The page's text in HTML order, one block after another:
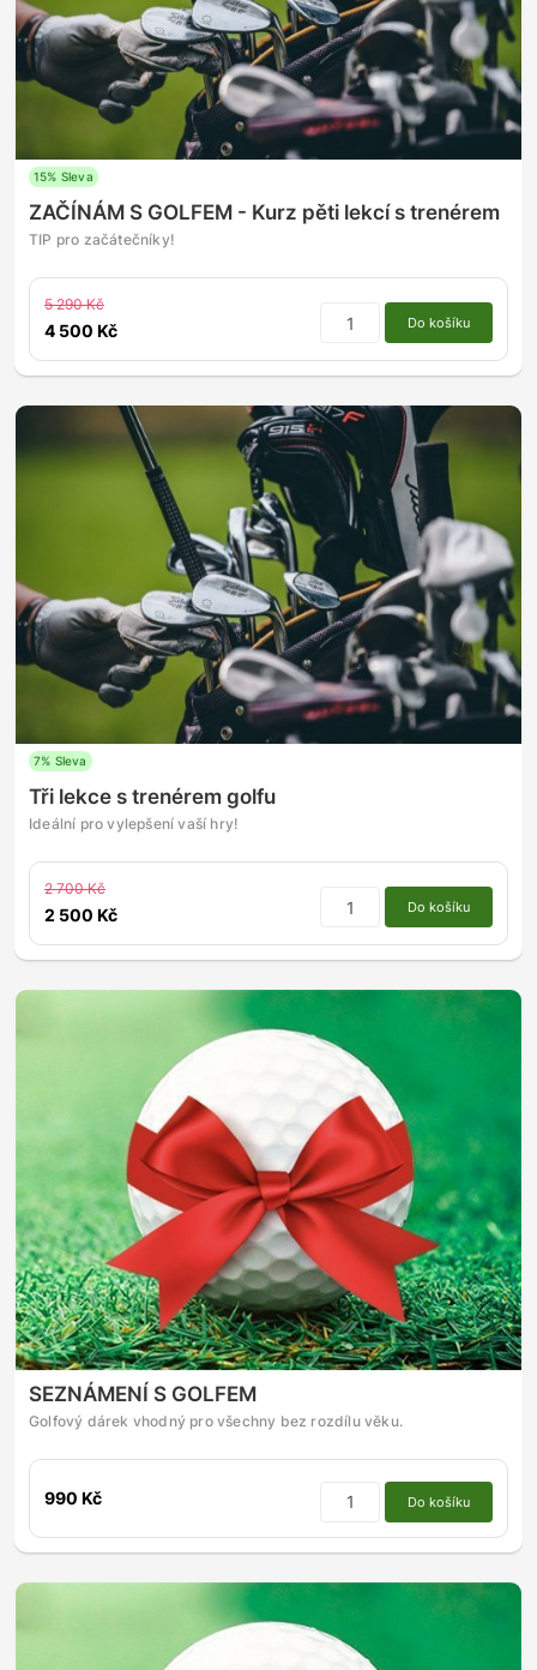
15% Sleva
ZAČÍNÁM S GOLFEM - Kurz pěti lekcí s trenérem
TIP pro začátečníky!
5 290 Kč
4 500 Kč Do košíku
7% Sleva
Tři lekce s trenérem golfu
Ideální pro vylepšení vaší hry!
2 700 Kč
2 500 Kč Do košíku
SEZNÁMENÍ S GOLFEM
Golfový dárek vhodný pro všechny bez rozdílu věku.
990 Kč Do košíku